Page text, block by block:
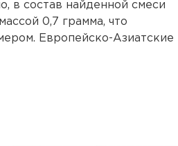
в состав найденной смеси
0,7 грамма, что
Европейско-Азиатские